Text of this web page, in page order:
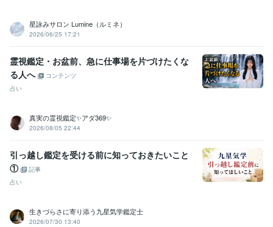
星詠みサロン Lumine（ルミネ）
2026/06/25 17:21
霊視鑑定・お盆前、急に仕事場を片づけたくな
る人へ
コンテンツ
占い
真実の霊視鑑定✨アダ369✨
2026/08/05 22:44
引っ越し鑑定を受ける前に知っておきたいこと
①
記事
占い
生きづらさに寄り添う九星気学鑑定士
2026/07/30 13:40